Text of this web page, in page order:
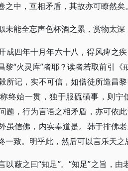
之中，互相矛盾，其故亦可瞭然矣
未能全忘声色杯酒之累，赏物太深
成四年十月年六十八，得风痺之
黎“火灵库”者耶？读者若取前引
所记，实不可信，如僧徒所造昌
终始一贯，独于服硫磺事，则
题，行为言语之相矛盾，亦可依
虽信佛，内实奉道是。韩于排佛
致。明乎此，然后可以言乐天之
以蔽之曰“知足”。“知足”之旨，